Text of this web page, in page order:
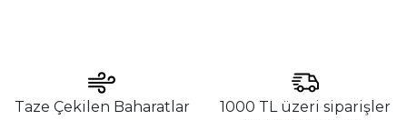
Taze Çekilen Baharatlar
1000 TL üzeri siparişler